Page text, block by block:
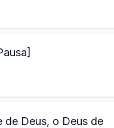
de Deus, o Deus de